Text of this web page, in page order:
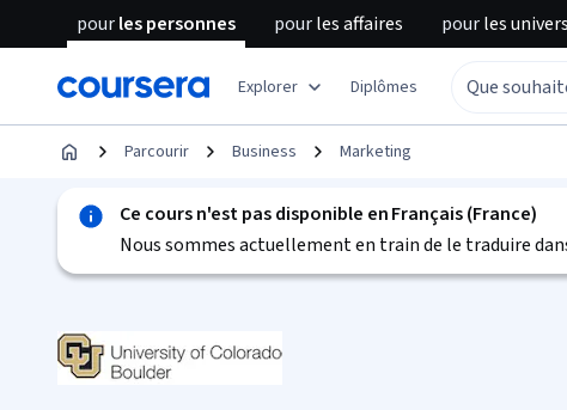
pourles personnes pourles affaires pourles
Explorer Diplômes
Parcourir Business Marketing
Ce cours n'est pas disponible en Français (France)
Nous sommes actuellement en train de le traduire